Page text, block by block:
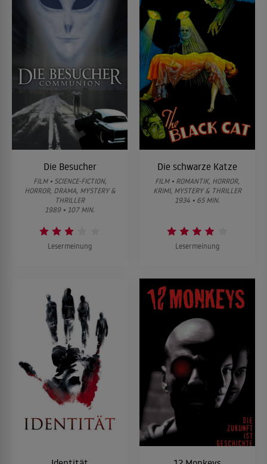
Die Besucher
FILM • SCIENCE-FICTION,
HORROR, DRAMA, MYSTERY &
THRILLER
1989 • 107 MIN.
Lesermeinung
Die schwarze Katze
FILM • ROMANTIK, HORROR,
KRIMI, MYSTERY & THRILLER
1934 • 65 MIN.
Lesermeinung